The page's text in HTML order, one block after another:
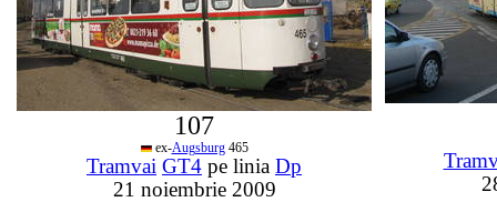
107
ex-Augsburg465
Tramvai GT4 pe linia Dp
21 noiembrie 2009